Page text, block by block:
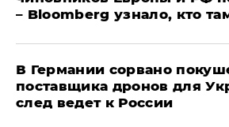
– Bloomberg узнало, кто
​В Германии сорвано
поставщика дронов для
след ведет к России